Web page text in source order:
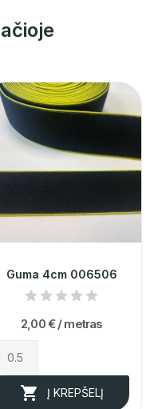
Guma 4cm 006506
2,00 € / metras
 Į KREPŠELĮ